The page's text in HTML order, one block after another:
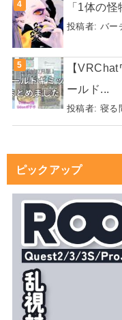
「1体の
投稿者: バー
【
ールド...
投稿者: 寝る
ピックアップ